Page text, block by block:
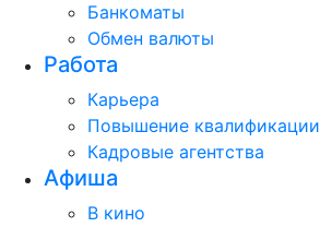
Банкоматы
Обмен валюты
Работа
Карьера
Повышение квалификации
Кадровые агентства
Афиша
В кино